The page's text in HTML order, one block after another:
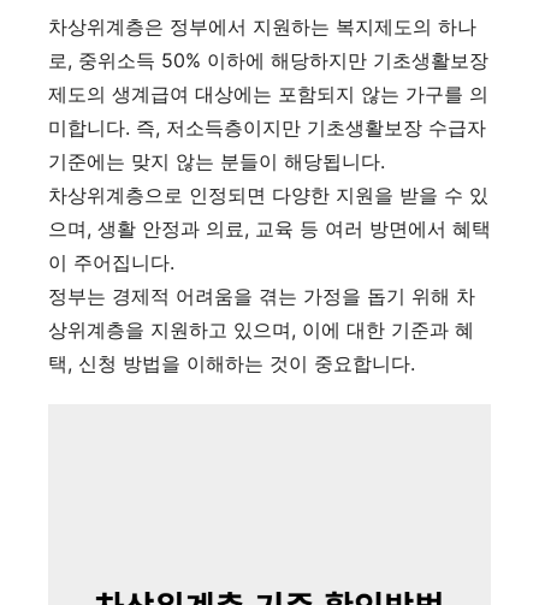
차상위계층은 정부에서 지원하는 복지제도의 하나
로, 중위소득 50% 이하에 해당하지만 기초생활보장
제도의 생계급여 대상에는 포함되지 않는 가구를 의
미합니다. 즉, 저소득층이지만 기초생활보장 수급자
기준에는 맞지 않는 분들이 해당됩니다.
차상위계층으로 인정되면 다양한 지원을 받을 수 있
으며, 생활 안정과 의료, 교육 등 여러 방면에서 혜택
이 주어집니다.
정부는 경제적 어려움을 겪는 가정을 돕기 위해 차
상위계층을 지원하고 있으며, 이에 대한 기준과 혜
택, 신청 방법을 이해하는 것이 중요합니다.